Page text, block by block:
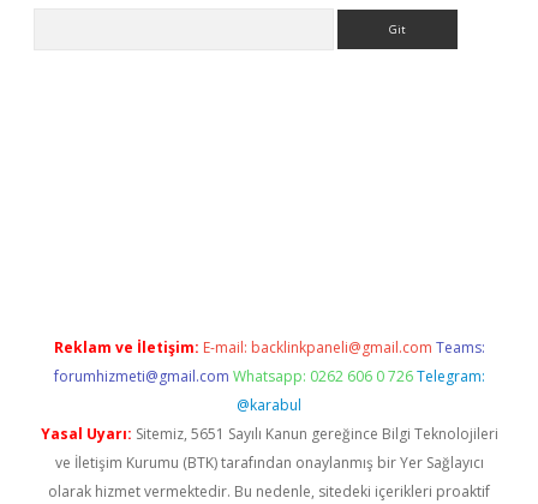
Reklam ve İletişim: E-mail: backlinkpaneli@gmail.com Teams:
forumhizmeti@gmail.com Whatsapp: 0262 606 0 726 Telegram:
@karabul
Yasal Uyarı: Sitemiz, 5651 Sayılı Kanun gereğince Bilgi Teknolojileri
ve İletişim Kurumu (BTK) tarafından onaylanmış bir Yer Sağlayıcı
olarak hizmet vermektedir. Bu nedenle, sitedeki içerikleri proaktif